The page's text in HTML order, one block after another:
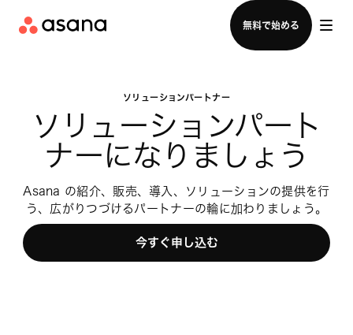
無料で始める
セールスチームに問い合わせる
ソリューションパートナー
ソリューションパート
ナーになりましょう
Asana の紹介、販売、導入、ソリューションの提供を行
う、広がりつづけるパートナーの輪に加わりましょう。
今すぐ申し込む